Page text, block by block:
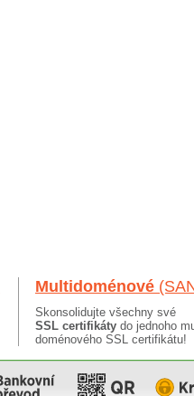
Multidoménové
Skonsolidujte všechny své
SSL certifikáty do jednoho
doménového SSL certifikátu!